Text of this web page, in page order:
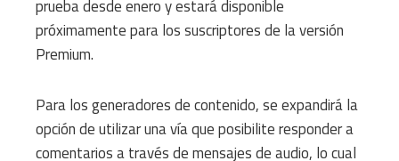
prueba desde enero y estará disponible
próximamente para los suscriptores de la versión
Premium.
Para los generadores de contenido, se expandirá la
opción de utilizar una vía que posibilite responder a
comentarios a través de mensajes de audio, lo cual